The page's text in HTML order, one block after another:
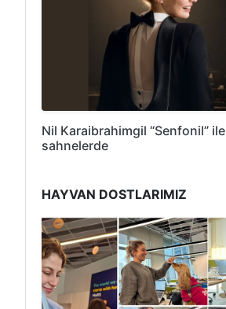
Nil Karaibrahimgil “Senfonil” ile
sahnelerde
HAYVAN DOSTLARIMIZ